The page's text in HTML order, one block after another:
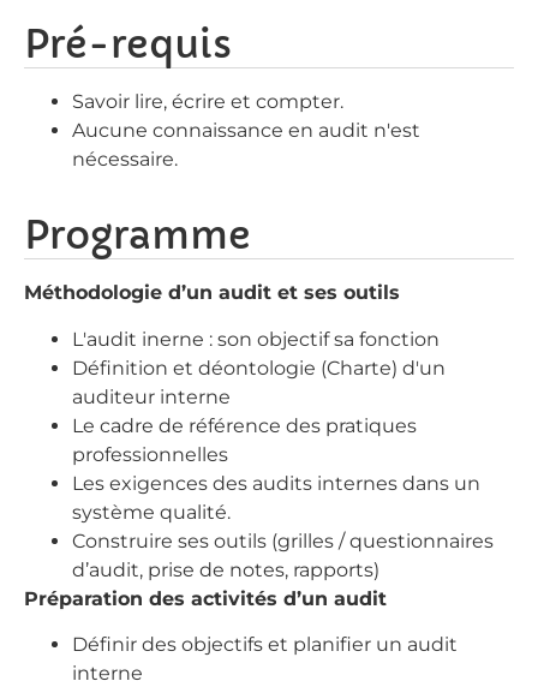
Pré-requis
Savoir lire, écrire et compter.
Aucune connaissance en audit n'est
nécessaire.
Programme
Méthodologie d’un audit et ses outils
L'audit inerne : son objectif sa fonction
Définition et déontologie (Charte) d'un
auditeur interne
Le cadre de référence des pratiques
professionnelles
Les exigences des audits internes dans un
système qualité.
Construire ses outils (grilles / questionnaires
d’audit, prise de notes, rapports)
Préparation des activités d’un audit
Définir des objectifs et planifier un audit
interne